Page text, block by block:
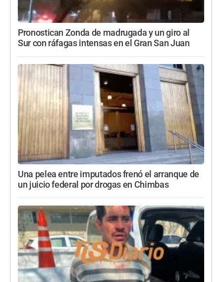
Pronostican Zonda de madrugada y un giro al
Sur con ráfagas intensas en el Gran San Juan
Una pelea entre imputados frenó el arranque de
un juicio federal por drogas en Chimbas